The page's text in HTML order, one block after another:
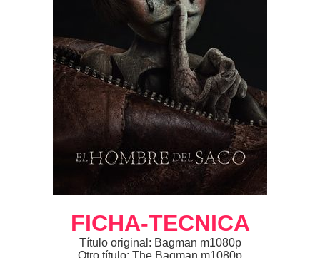
FICHA-TECNICA
Título original: Bagman m1080p
Otro título: The Bagman m1080p